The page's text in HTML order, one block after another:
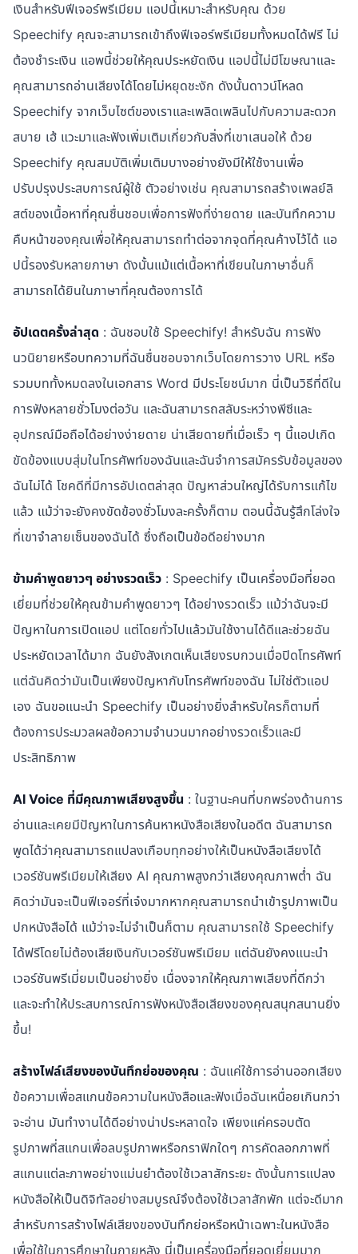
เงินสำหรับฟีเจอร์พรีเมียม แอปนี้เหมาะสำหรับคุณ ด้วย
Speechify คุณจะสามารถเข้าถึงฟีเจอร์พรีเมียมทั้งหมดได้ฟรี ไม่
ต้องชำระเงิน แอพนี้ช่วยให้คุณประหยัดเงิน แอปนี้ไม่มีโฆษณาและ
คุณสามารถอ่านเสียงได้โดยไม่หยุดชะงัก ดังนั้นดาวน์โหลด
Speechify จากเว็บไซต์ของเราและเพลิดเพลินไปกับความสะดวก
สบาย เฮ้ แวะมาและฟังเพิ่มเติมเกี่ยวกับสิ่งที่เขาเสนอให้ ด้วย
Speechify คุณสมบัติเพิ่มเติมบางอย่างยังมีให้ใช้งานเพื่อ
ปรับปรุงประสบการณ์ผู้ใช้ ตัวอย่างเช่น คุณสามารถสร้างเพลย์ลิ
สต์ของเนื้อหาที่คุณชื่นชอบเพื่อการฟังที่ง่ายดาย และบันทึกความ
คืบหน้าของคุณเพื่อให้คุณสามารถทำต่อจากจุดที่คุณค้างไว้ได้ แอ
ปนี้รองรับหลายภาษา ดังนั้นแม้แต่เนื้อหาที่เขียนในภาษาอื่นก็
สามารถได้ยินในภาษาที่คุณต้องการได้
อัปเดตครั้งล่าสุด : ฉันชอบใช้ Speechify! สำหรับฉัน การฟัง
นวนิยายหรือบทความที่ฉันชื่นชอบจากเว็บโดยการวาง URL หรือ
รวมบททั้งหมดลงในเอกสาร Word มีประโยชน์มาก นี่เป็นวิธีที่ดีใน
การฟังหลายชั่วโมงต่อวัน และฉันสามารถสลับระหว่างพีซีและ
อุปกรณ์มือถือได้อย่างง่ายดาย น่าเสียดายที่เมื่อเร็ว ๆ นี้แอปเกิด
ขัดข้องแบบสุ่มในโทรศัพท์ของฉันและฉันจำการสมัครรับข้อมูลของ
ฉันไม่ได้ โชคดีที่มีการอัปเดตล่าสุด ปัญหาส่วนใหญ่ได้รับการแก้ไข
แล้ว แม้ว่าจะยังคงขัดข้องชั่วโมงละครั้งก็ตาม ตอนนี้ฉันรู้สึกโล่งใจ
ที่เขาจำลายเซ็นของฉันได้ ซึ่งถือเป็นข้อดีอย่างมาก
ข้ามคำพูดยาวๆ อย่างรวดเร็ว : Speechify เป็นเครื่องมือที่ยอด
เยี่ยมที่ช่วยให้คุณข้ามคำพูดยาวๆ ได้อย่างรวดเร็ว แม้ว่าฉันจะมี
ปัญหาในการเปิดแอป แต่โดยทั่วไปแล้วมันใช้งานได้ดีและช่วยฉัน
ประหยัดเวลาได้มาก ฉันยังสังเกตเห็นเสียงรบกวนเมื่อปิดโทรศัพท์
แต่ฉันคิดว่ามันเป็นเพียงปัญหากับโทรศัพท์ของฉัน ไม่ใช่ตัวแอป
เอง ฉันขอแนะนำ Speechify เป็นอย่างยิ่งสำหรับใครก็ตามที่
ต้องการประมวลผลข้อความจำนวนมากอย่างรวดเร็วและมี
ประสิทธิภาพ
AI Voice ที่มีคุณภาพเสียงสูงขึ้น : ในฐานะคนที่บกพร่องด้านการ
อ่านและเคยมีปัญหาในการค้นหาหนังสือเสียงในอดีต ฉันสามารถ
พูดได้ว่าคุณสามารถแปลงเกือบทุกอย่างให้เป็นหนังสือเสียงได้
เวอร์ชันพรีเมียมให้เสียง AI คุณภาพสูงกว่าเสียงคุณภาพต่ำ ฉัน
คิดว่ามันจะเป็นฟีเจอร์ที่เจ๋งมากหากคุณสามารถนำเข้ารูปภาพเป็น
ปกหนังสือได้ แม้ว่าจะไม่จำเป็นก็ตาม คุณสามารถใช้ Speechify
ได้ฟรีโดยไม่ต้องเสียเงินกับเวอร์ชันพรีเมียม แต่ฉันยังคงแนะนำ
เวอร์ชันพรีเมี่ยมเป็นอย่างยิ่ง เนื่องจากให้คุณภาพเสียงที่ดีกว่า
และจะทำให้ประสบการณ์การฟังหนังสือเสียงของคุณสนุกสนานยิ่ง
ขึ้น!
สร้างไฟล์เสียงของบันทึกย่อของคุณ : ฉันแค่ใช้การอ่านออกเสียง
ข้อความเพื่อสแกนข้อความในหนังสือและฟังเมื่อฉันเหนื่อยเกินกว่า
จะอ่าน มันทำงานได้ดีอย่างน่าประหลาดใจ เพียงแค่ครอบตัด
รูปภาพที่สแกนเพื่อลบรูปภาพหรือกราฟิกใดๆ การคัดลอกภาพที่
สแกนแต่ละภาพอย่างแม่นยำต้องใช้เวลาสักระยะ ดังนั้นการแปลง
หนังสือให้เป็นดิจิทัลอย่างสมบูรณ์จึงต้องใช้เวลาสักพัก แต่จะดีมาก
สำหรับการสร้างไฟล์เสียงของบันทึกย่อหรือหน้าเฉพาะในหนังสือ
เพื่อใช้ในการศึกษาในภายหลัง นี่เป็นเครื่องมือที่ยอดเยี่ยมมาก